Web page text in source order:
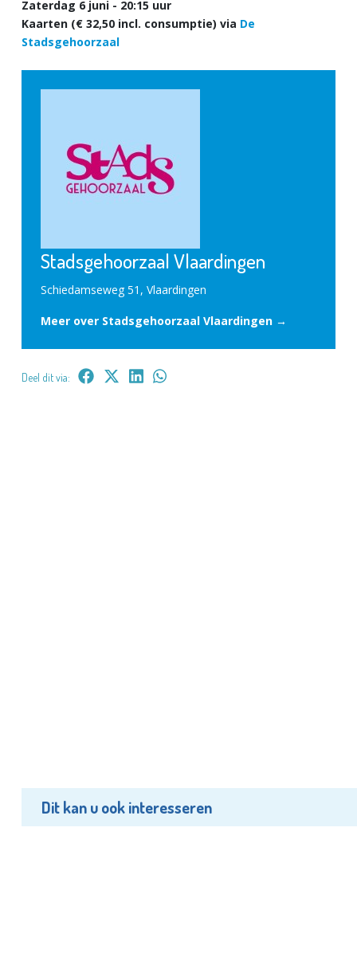
Zaterdag 6 juni - 20:15 uur
Kaarten (€ 32,50 incl. consumptie) via De
Stadsgehoorzaal
Stadsgehoorzaal Vlaardingen
Schiedamseweg 51, Vlaardingen
Meer over Stadsgehoorzaal Vlaardingen →
Deel dit via:
Dit kan u ook interesseren